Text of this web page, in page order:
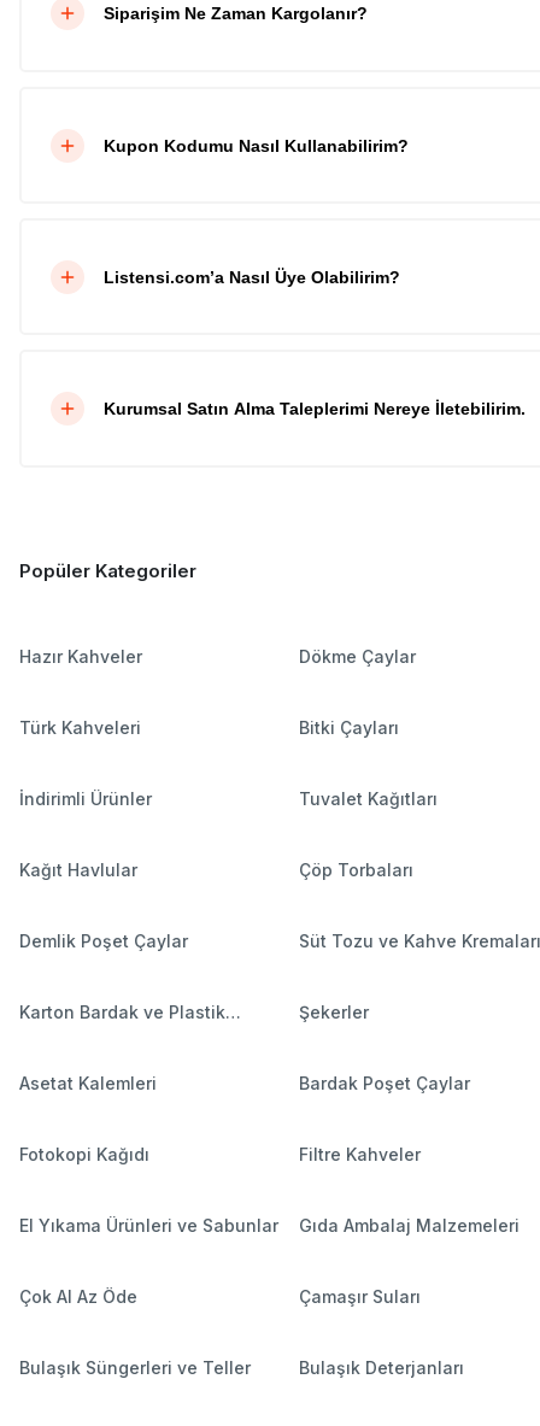
Siparişim Ne Zaman Kargolanır?
Kupon Kodumu Nasıl Kullanabilirim?
Listensi.com’a Nasıl Üye Olabilirim?
Kurumsal Satın Alma Taleplerimi Nereye İletebilirim.
Popüler Kategoriler
Hazır Kahveler Dökme Çaylar
Türk Kahveleri Bitki Çayları
İndirimli Ürünler Tuvalet Kağıtları
Kağıt Havlular Çöp Torbaları
Demlik Poşet Çaylar Süt Tozu ve Kahve Kremaları
Karton Bardak ve Plastik
Şekerler
Asetat Kalemleri Bardak Poşet Çaylar
Fotokopi Kağıdı Filtre Kahveler
El Yıkama Ürünleri ve Sabunlar Gıda Ambalaj Malzemeleri
Çok Al Az Öde Çamaşır Suları
Bulaşık Süngerleri ve Teller Bulaşık Deterjanları